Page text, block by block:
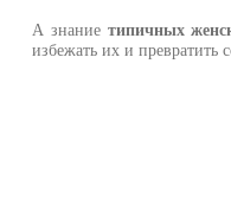
А знание типичных
избежать их и превратить